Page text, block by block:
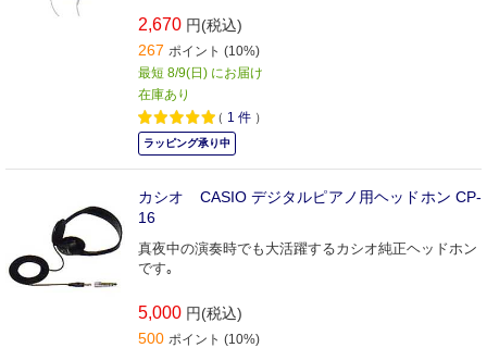
2,670 円(税込)
267 ポイント (10%)
最短 8/9(日) にお届け
在庫あり
（ 1 件 ）
ラッピング承り中
カシオ CASIO デジタルピアノ用ヘッドホン CP-
16
真夜中の演奏時でも大活躍するカシオ純正ヘッドホン
です｡
5,000 円(税込)
500 ポイント (10%)